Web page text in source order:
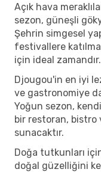
Açık hava
sezon, güneşli
Şehrin simgesel
festivallere
için ideal zamandır.
Djougou'in en iyi
ve gastronomiye
Yoğun sezon,
bir restoran, bistro
sunacaktır.
Doğa tutkunları
doğal güzelliğini